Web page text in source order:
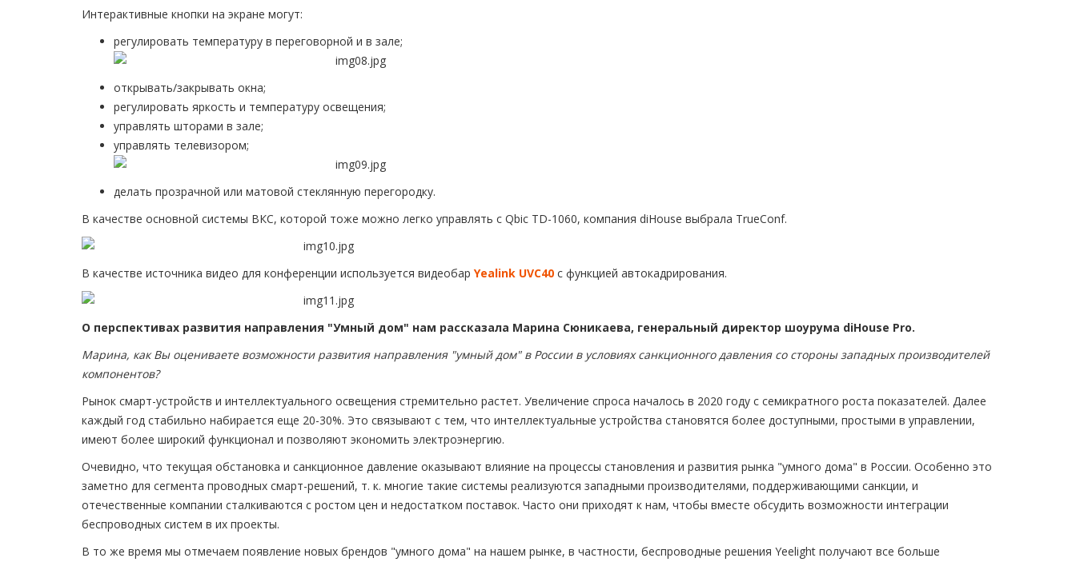
Интерактивные кнопки на экране могут:
регулировать температуру в переговорной и в зале;
открывать/закрывать окна;
регулировать яркость и температуру освещения;
управлять шторами в зале;
управлять телевизором;
делать прозрачной или матовой стеклянную перегородку.
В качестве основной системы ВКС, которой тоже можно легко управлять с Qbic TD-1060, компания diHouse выбрала TrueConf.
В качестве источника видео для конференции используется видеобар Yealink UVC40 с функцией автокадрирования.
О перспективах развития направления "Умный дом" нам рассказала Марина Сюникаева, генеральный директор шоурума diHouse Pro.
Марина, как Вы оцениваете возможности развития направления "умный дом" в России в условиях санкционного давления со стороны западных производителей
компонентов?
Рынок смарт-устройств и интеллектуального освещения стремительно растет. Увеличение спроса началось в 2020 году с семикратного роста показателей. Далее
каждый год стабильно набирается еще 20-30%. Это связывают с тем, что интеллектуальные устройства становятся более доступными, простыми в управлении,
имеют более широкий функционал и позволяют экономить электроэнергию.
Очевидно, что текущая обстановка и санкционное давление оказывают влияние на процессы становления и развития рынка "умного дома" в России. Особенно это
заметно для сегмента проводных смарт-решений, т. к. многие такие системы реализуются западными производителями, поддерживающими санкции, и
отечественные компании сталкиваются с ростом цен и недостатком поставок. Часто они приходят к нам, чтобы вместе обсудить возможности интеграции
беспроводных систем в их проекты.
В то же время мы отмечаем появление новых брендов "умного дома" на нашем рынке, в частности, беспроводные решения Yeelight получают все больше